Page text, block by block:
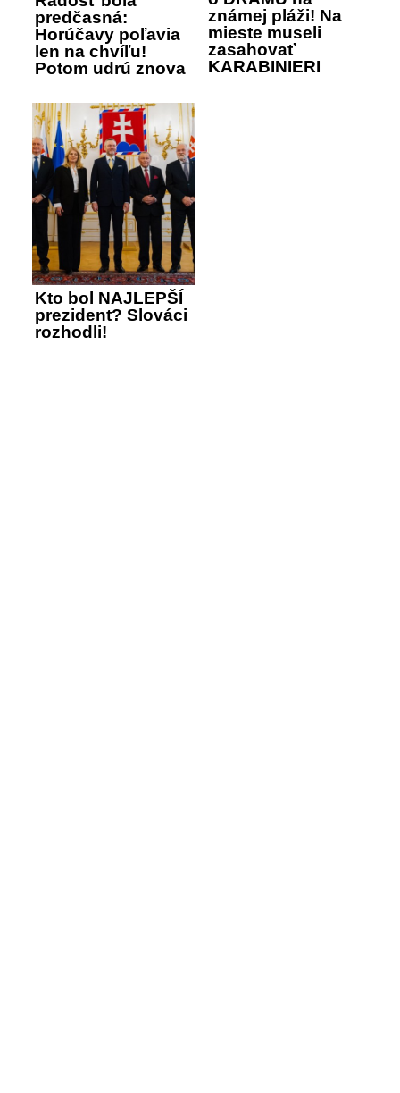
predčasná:
Horúčavy poľavia
len na chvíľu!
Potom udrú znova
známej pláži! Na
mieste museli
zasahovať
KARABINIERI
Kto bol NAJLEPŠÍ
prezident? Slováci
rozhodli!